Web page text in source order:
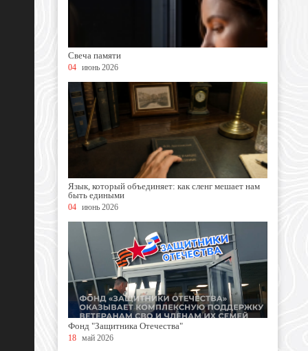
Свеча памяти
04 июнь 2026
Язык, который объединяет: как сленг мешает нам
быть едиными
04 июнь 2026
Фонд "Защитника Отечества"
18 май 2026